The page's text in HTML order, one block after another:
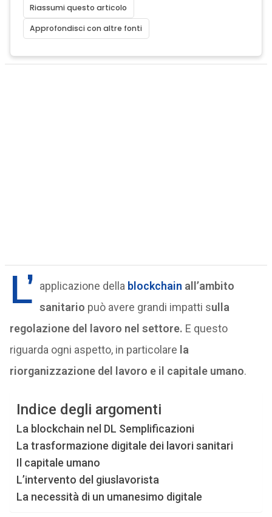
Riassumi questo articolo
Approfondisci con altre fonti
L’ applicazione della blockchain all’ambito
sanitario può avere grandi impatti sulla
regolazione del lavoro nel settore. E questo
riguarda ogni aspetto, in particolare la
riorganizzazione del lavoro e il capitale umano.
Indice degli argomenti
La blockchain nel DL Semplificazioni
La trasformazione digitale dei lavori sanitari
Il capitale umano
L’intervento del giuslavorista
La necessità di un umanesimo digitale